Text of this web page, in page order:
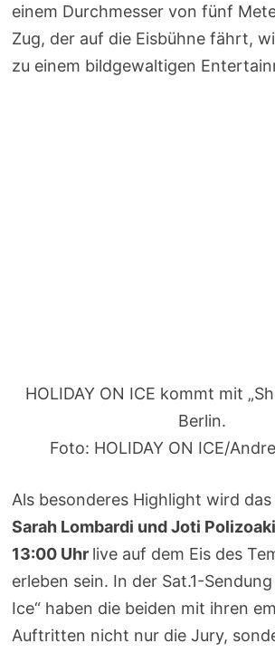
einem Durchmesser von fünf
Zug, der auf die Eisbühne fährt,
zu einem bildgewaltigen
HOLIDAY ON ICE kommt mit
Berlin.
Foto: HOLIDAY ON ICE/
Als besonderes Highlight wird das
Sarah Lombardi und Joti
13:00 Uhr live auf dem Eis des
erleben sein. In der Sat.1-
Ice“ haben die beiden mit ihren
Auftritten nicht nur die Jury,